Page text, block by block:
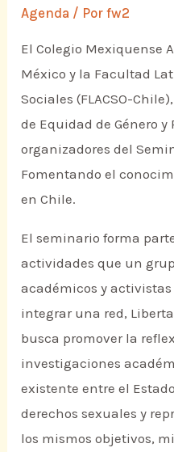
Agenda / Porfw2
El Colegio Mexiquense
México y la Facultad
Sociales (FLACSO-
de Equidad de Género
organizadores del
Fomentando el
en Chile.
El seminario forma
actividades que un
académicos y
integrar una red,
busca promover la
investigaciones
existente entre el
derechos sexuales y
los mismos objetivos,